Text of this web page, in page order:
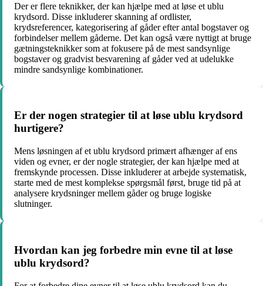
Der er flere teknikker, der kan hjælpe med at løse et ublu
krydsord. Disse inkluderer skanning af ordlister,
krydsreferencer, kategorisering af gåder efter antal bogstaver og
forbindelser mellem gåderne. Det kan også være nyttigt at bruge
gætningsteknikker som at fokusere på de mest sandsynlige
bogstaver og gradvist besvarening af gåder ved at udelukke
mindre sandsynlige kombinationer.
Er der nogen strategier til at løse ublu krydsord
hurtigere?
Mens løsningen af et ublu krydsord primært afhænger af ens
viden og evner, er der nogle strategier, der kan hjælpe med at
fremskynde processen. Disse inkluderer at arbejde systematisk,
starte med de mest komplekse spørgsmål først, bruge tid på at
analysere krydsninger mellem gåder og bruge logiske
slutninger.
Hvordan kan jeg forbedre min evne til at løse
ublu krydsord?